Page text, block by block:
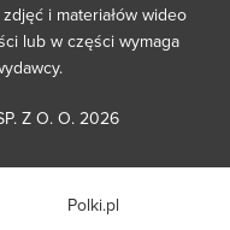
i materiałów wideo
lub w części wymaga
Z O. O. 2026
Polki.pl